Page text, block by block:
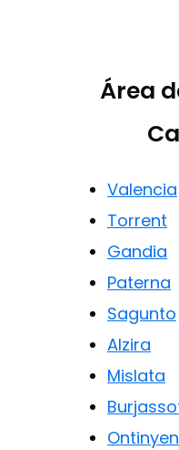
Área
Valencia
Torrent
Gandia
Paterna
Sagunto
Alzira
Mislata